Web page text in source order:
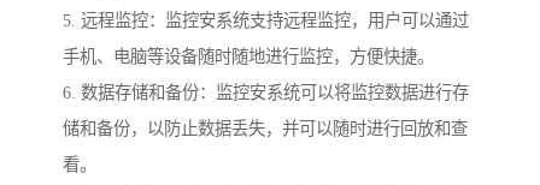
5. 远程监控：监控安系统支持远程监控，用户可以通过
手机、电脑等设备随时随地进行监控，方便快捷。
6. 数据存储和备份：监控安系统可以将监控数据进行存
储和备份，以防止数据丢失，并可以随时进行回放和查
看。